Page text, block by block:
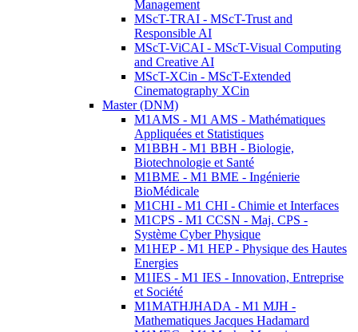
Management
MScT-TRAI - MScT-Trust and
Responsible AI
MScT-ViCAI - MScT-Visual Computing
and Creative AI
MScT-XCin - MScT-Extended
Cinematography XCin
Master (DNM)
M1AMS - M1 AMS - Mathématiques
Appliquées et Statistiques
M1BBH - M1 BBH - Biologie,
Biotechnologie et Santé
M1BME - M1 BME - Ingénierie
BioMédicale
M1CHI - M1 CHI - Chimie et Interfaces
M1CPS - M1 CCSN - Maj. CPS -
Système Cyber Physique
M1HEP - M1 HEP - Physique des Hautes
Energies
M1IES - M1 IES - Innovation, Entreprise
et Société
M1MATHJHADA - M1 MJH -
Mathematiques Jacques Hadamard